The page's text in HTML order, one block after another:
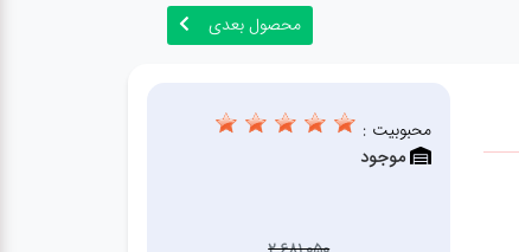
محصول بعدی
محبوبیت :
موجود